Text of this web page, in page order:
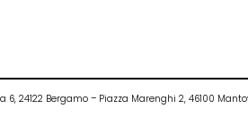
24122 Bergamo – Piazza Marenghi 2, 46100